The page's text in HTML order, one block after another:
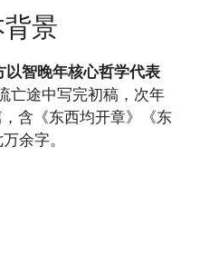
景
以智晚年核心哲学代表
亡途中写完初稿，次年
含《东西均开章》《东
余字。